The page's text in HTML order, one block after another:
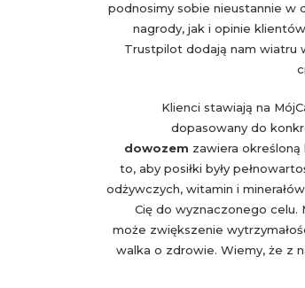
podnosimy sobie nieustannie w
nagrody, jak i opinie
Trustpilot dodają nam wiatru
Klienci stawiają na
dopasowany do
dowozem zawiera
to, aby posiłki były
odżywczych, witamin i
Cię do wyznaczonego
może zwiększenie
walka o zdrowie. Wiemy, że z